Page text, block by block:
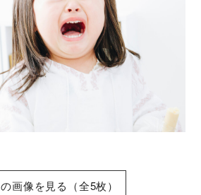
画像を見る（全5枚）